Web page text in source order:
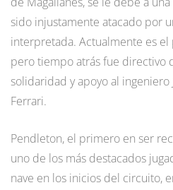
sido injustamente atacado por
interpretada. Actualmente es el
pero tiempo atrás fue directivo
solidaridad y apoyo al ingeniero
Ferrari.
Pendleton, el primero en ser
uno de los más destacados
nave en los inicios del circuito,